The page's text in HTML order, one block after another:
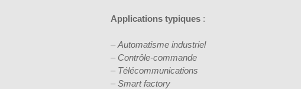
Applications typiques :
–Automatisme industriel
– Contrôle-commande
– Télécommunications
–Smart factory